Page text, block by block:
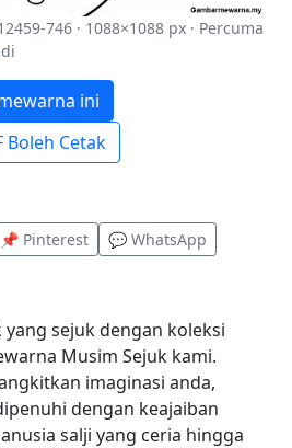
746 · 1088×1088 px · Percuma
ini
Cetak
📌 Pinterest
💬 WhatsApp
sejuk dengan koleksi
Musim Sejuk kami.
imaginasi anda,
dengan keajaiban
salji yang ceria hingga